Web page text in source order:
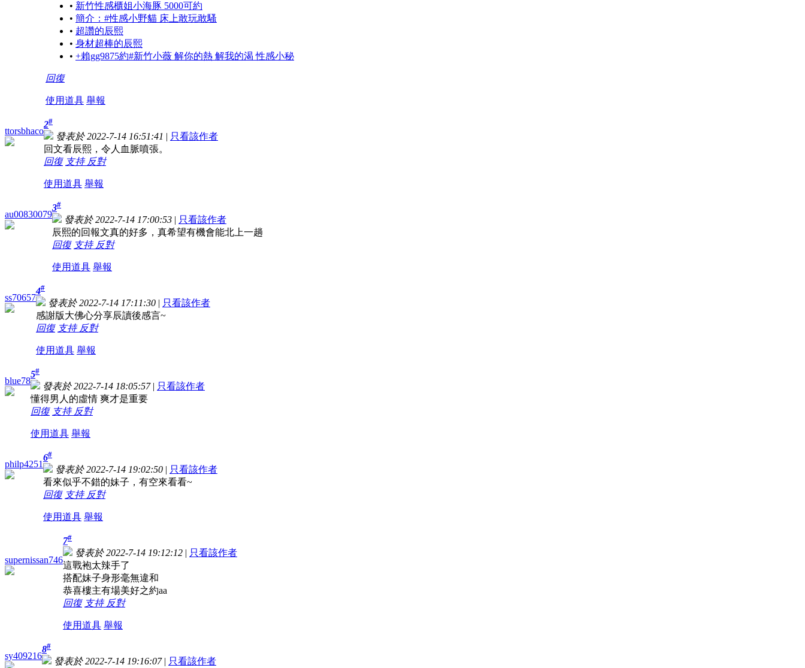
• 新竹性感櫃姐小海豚 5000可約
• 簡介：#性感小野貓 床上敢玩敢騷
• 超讚的辰熙
• 身材超棒的辰熙
• +賴gg9875約#新竹小薇 解你的熱 解我的渴 性感小秘
回復
使用道具 舉報
ttorsbhaco
2#
發表於 2022-7-14 16:51:41 | 只看該作者
回文看辰熙，令人血脈噴張。
回復 支持 反對
使用道具 舉報
au00830079
3#
發表於 2022-7-14 17:00:53 | 只看該作者
辰熙的回報文真的好多，真希望有機會能北上一趟
回復 支持 反對
使用道具 舉報
ss70657
4#
發表於 2022-7-14 17:11:30 | 只看該作者
感謝版大佛心分享辰讀後感言~
回復 支持 反對
使用道具 舉報
blue78
5#
發表於 2022-7-14 18:05:57 | 只看該作者
懂得男人的虛情 爽才是重要
回復 支持 反對
使用道具 舉報
philp4251
6#
發表於 2022-7-14 19:02:50 | 只看該作者
看來似乎不錯的妹子，有空來看看~
回復 支持 反對
使用道具 舉報
supernissan746
7#
發表於 2022-7-14 19:12:12 | 只看該作者
這戰袍太辣手了
搭配妹子身形毫無違和
恭喜樓主有場美好之約aa
回復 支持 反對
使用道具 舉報
sy409216
8#
發表於 2022-7-14 19:16:07 | 只看該作者